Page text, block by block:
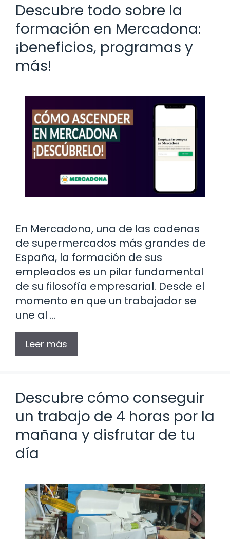
Descubre todo sobre la
formación en Mercadona:
¡beneficios, programas y
más!
En Mercadona, una de las cadenas
de supermercados más grandes de
España, la formación de sus
empleados es un pilar fundamental
de su filosofía empresarial. Desde el
momento en que un trabajador se
une al …
Leer más
Descubre cómo conseguir
un trabajo de 4 horas por la
mañana y disfrutar de tu
día